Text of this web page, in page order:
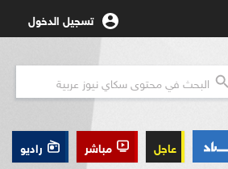
تسجيل الدخول
عاجل مباشر راديو